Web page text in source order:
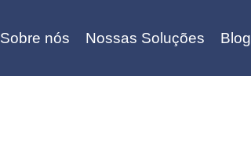
Sobre nós Nossas Soluções Blog